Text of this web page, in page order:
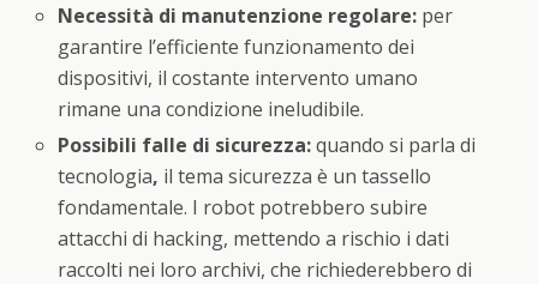
Necessità di manutenzione regolare: per
garantire l’efficiente funzionamento dei
dispositivi, il costante intervento umano
rimane una condizione ineludibile.
Possibili falle di sicurezza:quando si parla di
tecnologia, il tema sicurezza è un tassello
fondamentale. I robot potrebbero subire
attacchi di hacking, mettendo a rischio i dati
raccolti nei loro archivi, che richiederebbero di